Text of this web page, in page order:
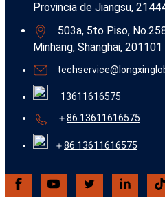
Provincia de Jiangsu,
503a, 5to Piso,
Minhang, Shanghai, 201101
13611616575
＋86 13611616575
＋86 13611616575